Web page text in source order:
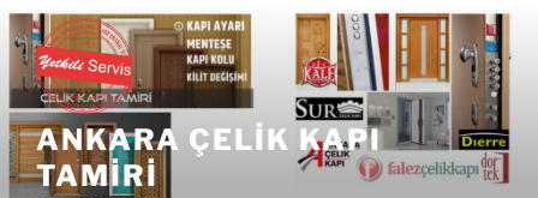
İçeriğe
geç
ANKARA ÇELIK KAPI
TAMIRI